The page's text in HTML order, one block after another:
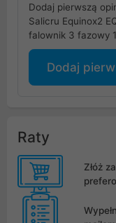
Dodaj pierwszą
Salicru Equinox2
falownik 3 fazowy
Dodaj
Raty
Złóż